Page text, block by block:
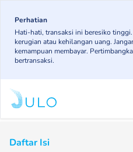
main
content
Perhatian
Hati-hati, transaksi ini beresiko
kerugian atau kehilangan uang.
kemampuan membayar.
bertransaksi.
Main
Daftar Isi